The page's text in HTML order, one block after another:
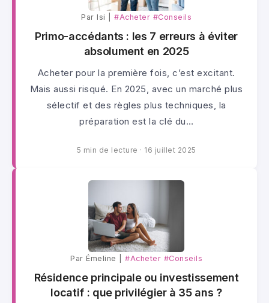
Par lsi | #Acheter #Conseils
Primo-accédants : les 7 erreurs à éviter
absolument en 2025
Acheter pour la première fois, c’est excitant.
Mais aussi risqué. En 2025, avec un marché plus
sélectif et des règles plus techniques, la
préparation est la clé du…
5 min de lecture · 16 juillet 2025
Par Émeline | #Acheter #Conseils
Résidence principale ou investissement
locatif : que privilégier à 35 ans ?